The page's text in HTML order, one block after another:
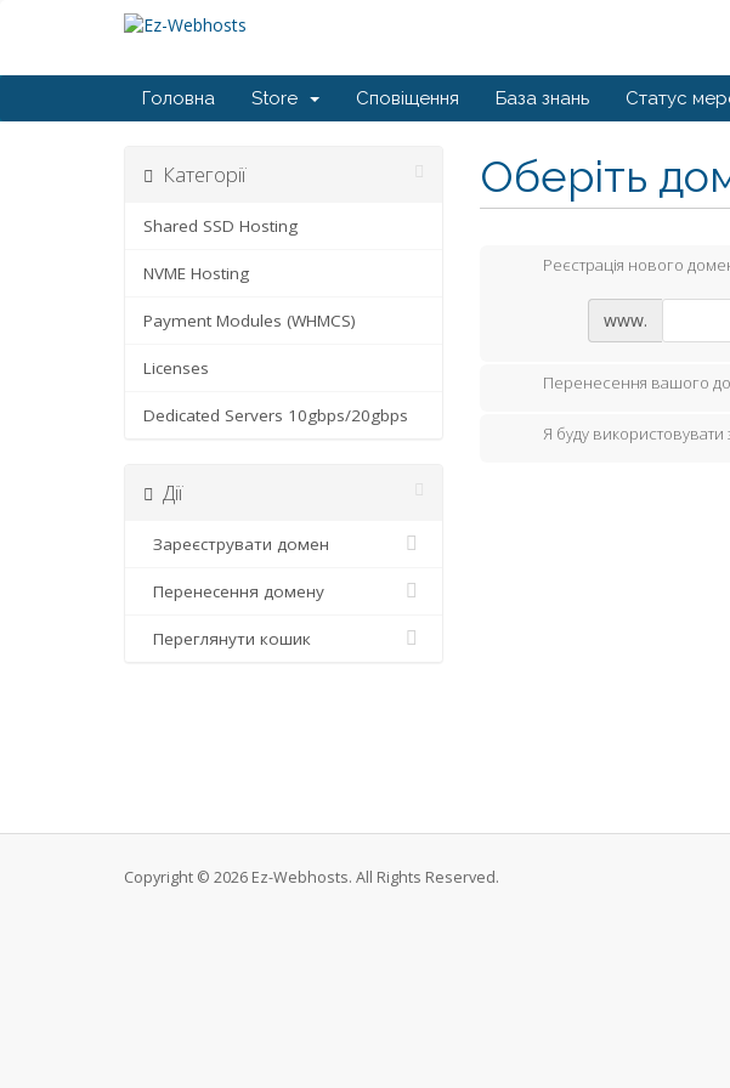
Головна Store Сповіщення База знань Статус
Оберіть
Категорії
Shared SSD Hosting
NVME Hosting
Payment Modules (WHMCS)
Licenses
Dedicated Servers 10gbps/20gbps
Дії
Зареєструвати домен
Перенесення домену
Переглянути кошик
Реєстрація нового
www.
Перенесення вашого
Я буду
Copyright © 2026 Ez-Webhosts. All Rights Reserved.